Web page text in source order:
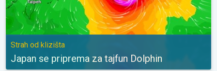
Strah od klizišta
Japan se priprema za tajfun Dolphin